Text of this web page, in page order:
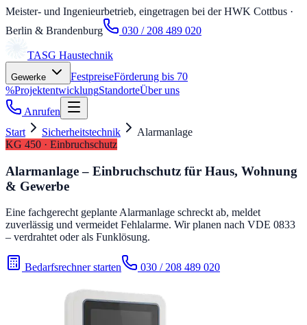
Meister- und Ingenieurbetrieb, eingetragen bei der HWK Cottbus ·
Berlin & Brandenburg
030 / 208 489 020
TASG Haustechnik
Gewerke FestpreiseFörderung bis 70
%ProjektentwicklungStandorteÜber uns
Anrufen
Start
Sicherheitstechnik
Alarmanlage
KG 450 · Einbruchschutz
Alarmanlage – Einbruchschutz für Haus, Wohnung
& Gewerbe
Eine fachgerecht geplante Alarmanlage schreckt ab, meldet
zuverlässig und vermeidet Fehlalarme. Wir planen nach VDE 0833
– verdrahtet oder als Funklösung.
Bedarfsrechner starten 030 / 208 489 020